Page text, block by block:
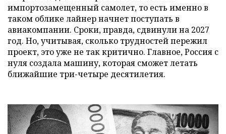
импортозамещенный самолет, то есть именно в
таком облике лайнер начнет поступать в
авиакомпании. Сроки, правда, сдвинули на 2027
год. Но, учитывая, сколько трудностей пережил
проект, это уже не так критично. Главное, Россия с
нуля создала машину, которая сможет летать
ближайшие три-четыре десятилетия.